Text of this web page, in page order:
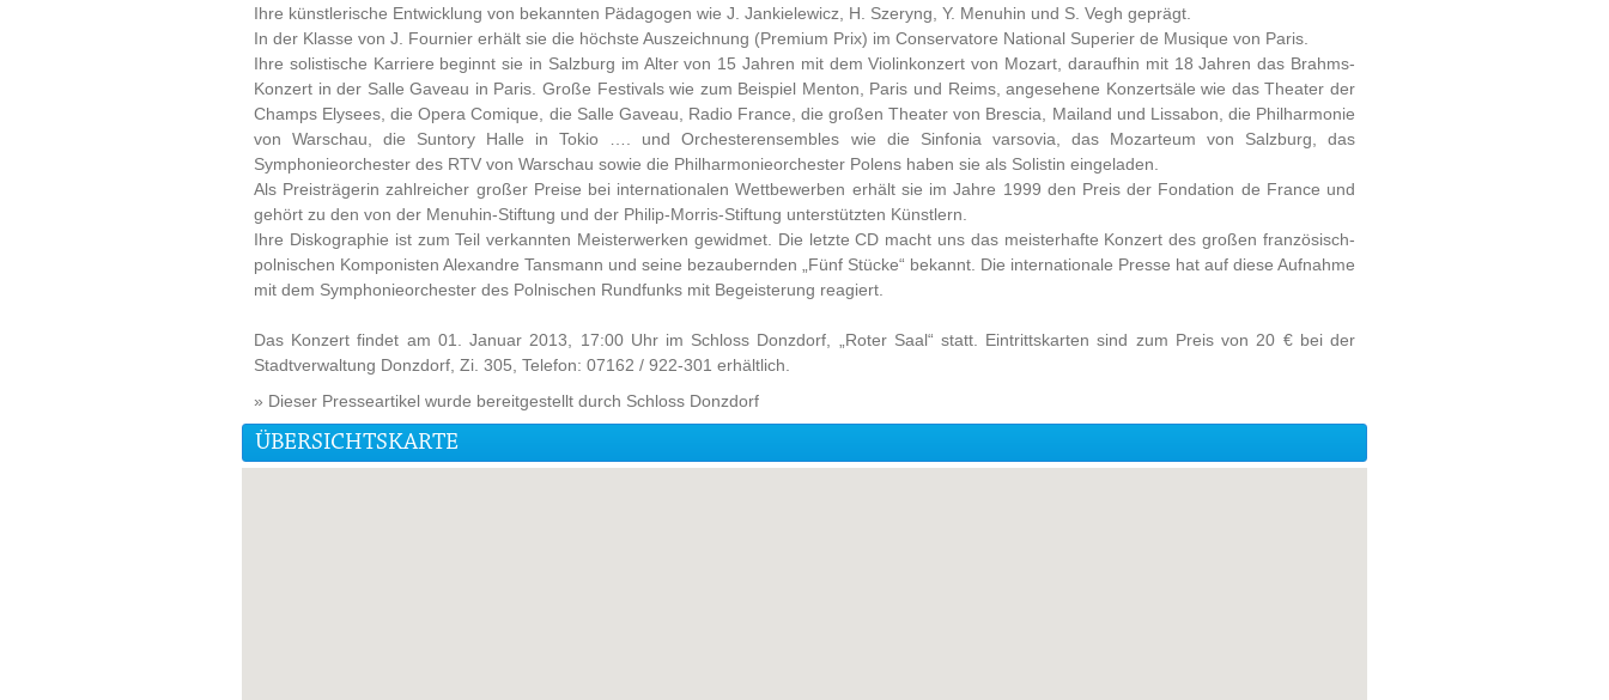
Ihre künstlerische Entwicklung von bekannten Pädagogen wie J. Jankielewicz, H. Szeryng, Y. Menuhin und S. Vegh geprägt.
In der Klasse von J. Fournier erhält sie die höchste Auszeichnung (Premium Prix) im Conservatore National Superier de Musique von Paris.
Ihre solistische Karriere beginnt sie in Salzburg im Alter von 15 Jahren mit dem Violinkonzert von Mozart, daraufhin mit 18 Jahren das Brahms-
Konzert in der Salle Gaveau in Paris. Große Festivals wie zum Beispiel Menton, Paris und Reims, angesehene Konzertsäle wie das Theater der
Champs Elysees, die Opera Comique, die Salle Gaveau, Radio France, die großen Theater von Brescia, Mailand und Lissabon, die Philharmonie
von Warschau, die Suntory Halle in Tokio …. und Orchesterensembles wie die Sinfonia varsovia, das Mozarteum von Salzburg, das
Symphonieorchester des RTV von Warschau sowie die Philharmonieorchester Polens haben sie als Solistin eingeladen.
Als Preisträgerin zahlreicher großer Preise bei internationalen Wettbewerben erhält sie im Jahre 1999 den Preis der Fondation de France und
gehört zu den von der Menuhin-Stiftung und der Philip-Morris-Stiftung unterstützten Künstlern.
Ihre Diskographie ist zum Teil verkannten Meisterwerken gewidmet. Die letzte CD macht uns das meisterhafte Konzert des großen französisch-
polnischen Komponisten Alexandre Tansmann und seine bezaubernden „Fünf Stücke“ bekannt. Die internationale Presse hat auf diese Aufnahme
mit dem Symphonieorchester des Polnischen Rundfunks mit Begeisterung reagiert.
Das Konzert findet am 01. Januar 2013, 17:00 Uhr im Schloss Donzdorf, „Roter Saal“ statt. Eintrittskarten sind zum Preis von 20 € bei der
Stadtverwaltung Donzdorf, Zi. 305, Telefon: 07162 / 922-301 erhältlich.
» Dieser Presseartikel wurde bereitgestellt durch Schloss Donzdorf
ÜBERSICHTSKARTE